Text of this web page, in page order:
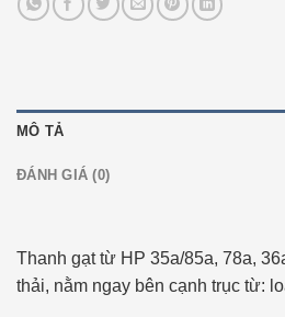
MÔ TẢ
ĐÁNH GIÁ (0)
Thanh gạt từ HP 35a/85a, 78a,
thải, nằm ngay bên cạnh trục từ: